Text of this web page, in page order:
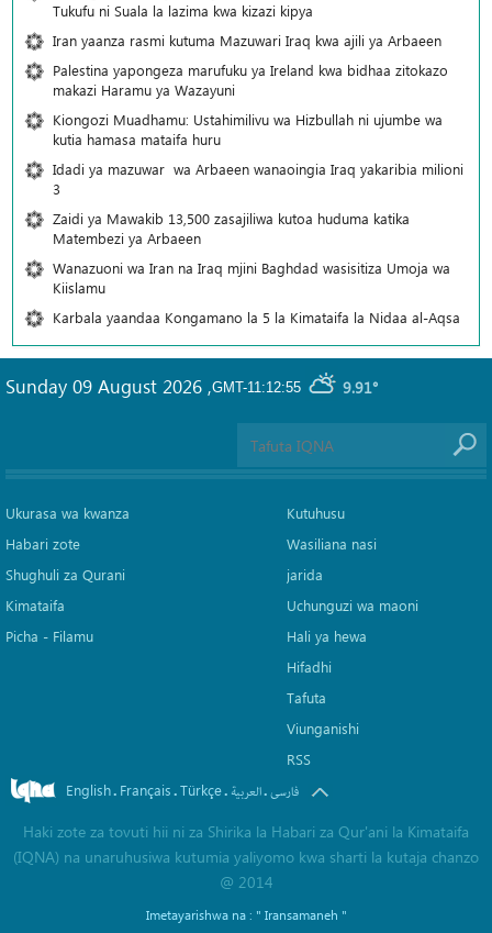
Tukufu ni Suala la lazima kwa kizazi kipya
Iran yaanza rasmi kutuma Mazuwari Iraq kwa ajili ya Arbaeen
Palestina yapongeza marufuku ya Ireland kwa bidhaa zitokazo
makazi Haramu ya Wazayuni
Kiongozi Muadhamu: Ustahimilivu wa Hizbullah ni ujumbe wa
kutia hamasa mataifa huru
Idadi ya mazuwar wa Arbaeen wanaoingia Iraq yakaribia milioni
3
Zaidi ya Mawakib 13,500 zasajiliwa kutoa huduma katika
Matembezi ya Arbaeen
Wanazuoni wa Iran na Iraq mjini Baghdad wasisitiza Umoja wa
Kiislamu
Karbala yaandaa Kongamano la 5 la Kimataifa la Nidaa al-Aqsa
GMT-11:12:55 9.91°
Sunday 09 August 2026 ,
Ukurasa wa kwanza
Habari zote
Shughuli za Qurani
Kimataifa
Picha‎ - Filamu‎
Kutuhusu
Wasiliana nasi
jarida
Uchunguzi wa maoni
Hali ya hewa
Hifadhi
Tafuta
Viunganishi
RSS
English. Français.Türkçe. العربیة.فارسی
Haki zote za tovuti hii ni za Shirika la Habari za Qur'ani la Kimataifa
(IQNA) na unaruhusiwa kutumia yaliyomo kwa sharti la kutaja chanzo
@ 2014
Imetayarishwa na : " Iransamaneh "